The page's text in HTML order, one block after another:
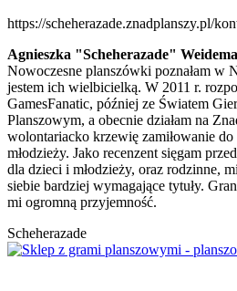
https://scheherazade.znadplanszy.pl/
Agnieszka "Scheherazade"
Nowoczesne planszówki poznałam w
jestem ich wielbicielką. W 2011 r.
GamesFanatic, później ze Światem
Planszowym, a obecnie działam na
wolontariacko krzewię zamiłowanie
młodzieży. Jako recenzent sięgam
dla dzieci i młodzieży, oraz rodzinne,
siebie bardziej wymagające tytuły.
mi ogromną przyjemność.
Scheherazade